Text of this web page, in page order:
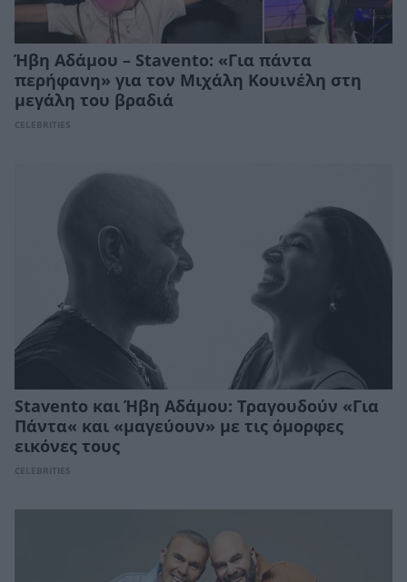
Ήβη Αδάμου – Stavento: «Για πάντα
περήφανη» για τον Μιχάλη Κουινέλη στη
μεγάλη του βραδιά
CELEBRITIES
Stavento και Ήβη Αδάμου: Τραγουδούν «Για
Πάντα« και «μαγεύουν» με τις όμορφες
εικόνες τους
CELEBRITIES